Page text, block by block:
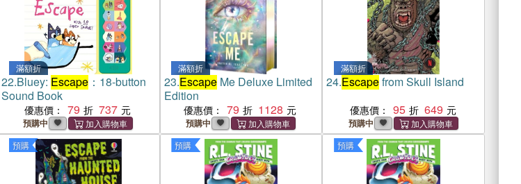
滿額折
22.Bluey: Escape：18-button
Sound Book
優惠價： 79 737
預購中
滿額折
23.EscapeMe Deluxe Limited
Edition
優惠價： 79 1128
預購中
滿額折
24.Escapefrom Skull Island
優惠價： 95 649
預購中
預購 預購 預購